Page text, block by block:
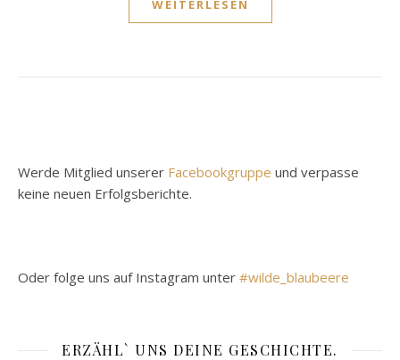
WEITERLESEN
Werde Mitglied unserer Facebookgruppe und verpasse
keine neuen Erfolgsberichte.
Oder folge uns auf Instagram unter #wilde_blaubeere
ERZÄHL` UNS DEINE GESCHICHTE.